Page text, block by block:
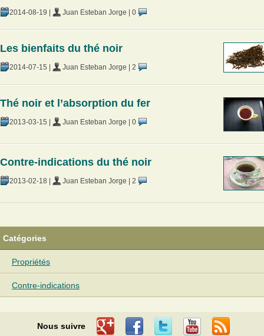
2014-08-19 Juan Esteban Jorge 0
Les bienfaits du thé noir
2014-07-15 Juan Esteban Jorge 2
Thé noir et l’absorption du fer
2013-03-15 Juan Esteban Jorge 0
Contre-indications du thé noir
2013-02-18 Juan Esteban Jorge 2
Catégories
Propriétés
Contre-indications
Nous suivre